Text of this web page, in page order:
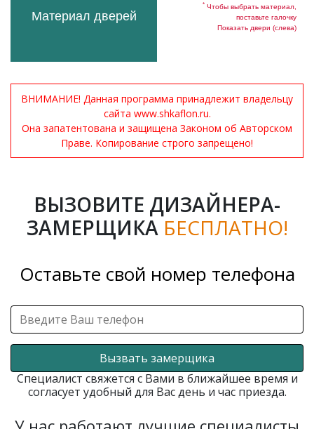
Материал дверей
* Чтобы выбрать материал,
поставьте галочку
Показать двери (слева)
ВНИМАНИЕ! Данная программа принадлежит владельцу
сайта www.shkaflon.ru.
Она запатентована и защищена Законом об Авторском
Праве. Копирование строго запрещено!
ВЫЗОВИТЕ ДИЗАЙНЕРА-
ЗАМЕРЩИКА БЕСПЛАТНО!
Оставьте свой номер телефона
Вызвать замерщика
Специалист свяжется с Вами в ближайшее время и
согласует удобный для Вас день и час приезда.